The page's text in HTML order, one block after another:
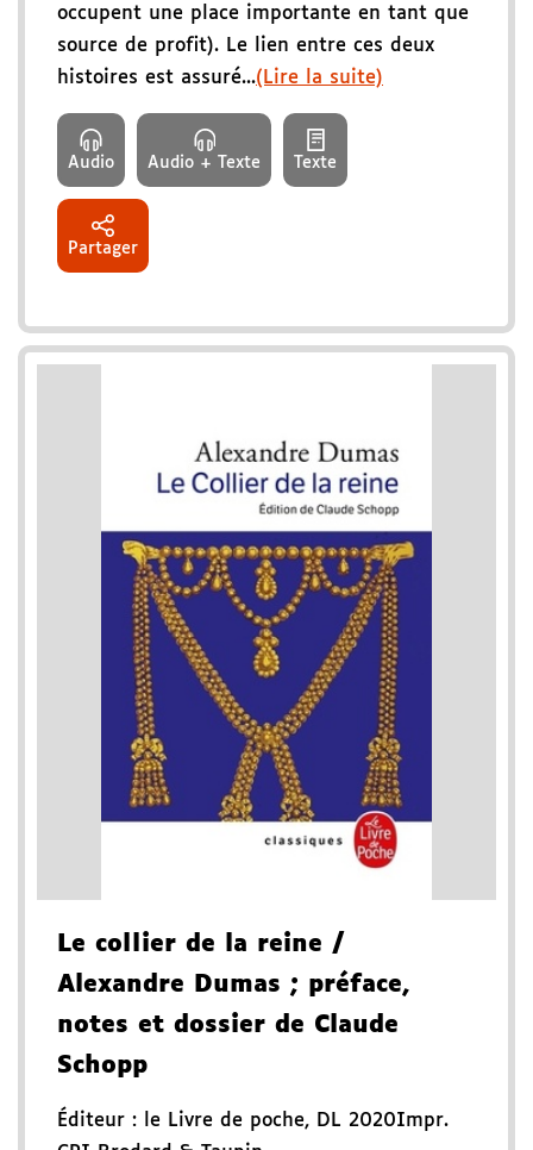
occupent une place importante en tant que
source de profit). Le lien entre ces deux
histoires est assuré...(Lire la suite)
Audio Audio + Texte Texte
Partager
Le collier de la reine /
Alexandre Dumas ; préface,
notes et dossier de Claude
Schopp
Éditeur : le Livre de poche, DL 2020Impr.